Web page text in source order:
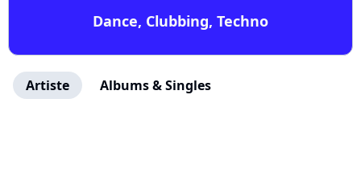
Dance, Clubbing, Techno
Artiste Albums & Singles